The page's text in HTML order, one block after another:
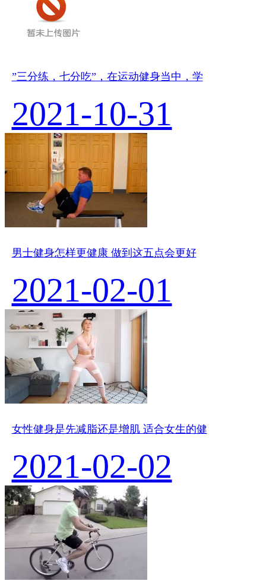
”三分练，七分吃”，在运动健身当中，学
2021-10-31
男士健身怎样更健康 做到这五点会更好
2021-02-01
女性健身是先减脂还是增肌 适合女生的健
2021-02-02